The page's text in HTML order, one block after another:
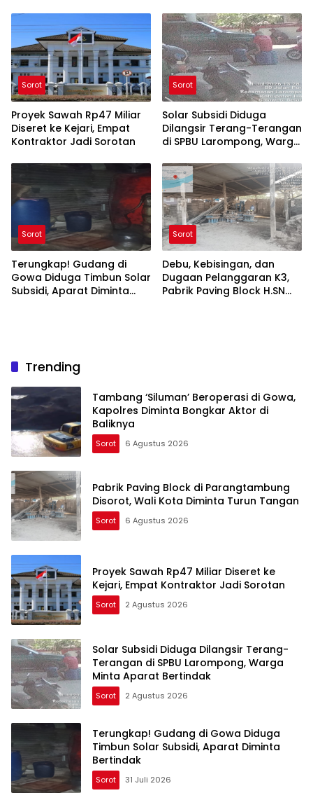
Sorot
Proyek Sawah Rp47 Miliar
Diseret ke Kejari, Empat
Kontraktor Jadi Sorotan
Sorot
Solar Subsidi Diduga
Dilangsir Terang-Terangan
di SPBU Larompong, Warga
Sorot
Terungkap! Gudang di
Gowa Diduga Timbun Solar
Subsidi, Aparat Diminta
Sorot
Debu, Kebisingan, dan
Dugaan Pelanggaran K3,
Pabrik Paving Block H.SN
Trending
Tambang ‘Siluman’ Beroperasi di Gowa,
Kapolres Diminta Bongkar Aktor di
Baliknya
Sorot 6 Agustus 2026
Pabrik Paving Block di Parangtambung
Disorot, Wali Kota Diminta Turun Tangan
Sorot 6 Agustus 2026
Proyek Sawah Rp47 Miliar Diseret ke
Kejari, Empat Kontraktor Jadi Sorotan
Sorot 2 Agustus 2026
Solar Subsidi Diduga Dilangsir Terang-
Terangan di SPBU Larompong, Warga
Minta Aparat Bertindak
Sorot 2 Agustus 2026
Terungkap! Gudang di Gowa Diduga
Timbun Solar Subsidi, Aparat Diminta
Bertindak
Sorot 31 Juli 2026